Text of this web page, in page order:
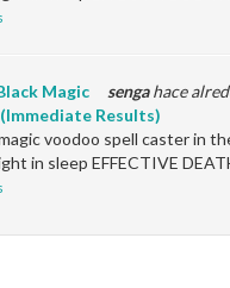
sengahace
Magic
Results)
voodoo spell caster in
in sleep EFFECTIVE